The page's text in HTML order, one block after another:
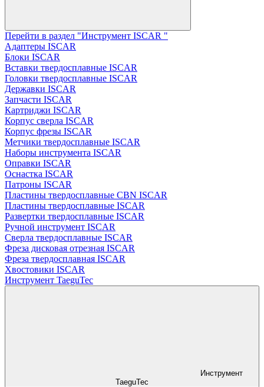
Перейти в раздел "Инструмент ISCAR "
Адаптеры ISCAR
Блоки ISCAR
Вставки твердосплавные ISCAR
Головки твердосплавные ISCAR
Державки ISCAR
Запчасти ISCAR
Картриджи ISCAR
Корпус сверла ISCAR
Корпус фрезы ISCAR
Метчики твердосплавные ISCAR
Наборы инструмента ISCAR
Оправки ISCAR
Оснастка ISCAR
Патроны ISCAR
Пластины твердосплавные CBN ISCAR
Пластины твердосплавные ISCAR
Развертки твердосплавные ISCAR
Ручной инструмент ISCAR
Сверла твердосплавные ISCAR
Фреза дисковая отрезная ISCAR
Фреза твердосплавная ISCAR
Хвостовики ISCAR
Инструмент TaeguTec
Инструмент
TaeguTec